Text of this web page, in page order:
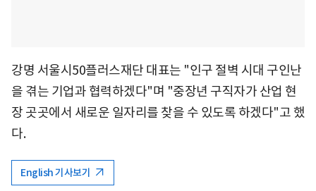
강명 서울시50플러스재단 대표는 "인구 절벽 시대 구인난
을 겪는 기업과 협력하겠다"며 "중장년 구직자가 산업 현
장 곳곳에서 새로운 일자리를 찾을 수 있도록 하겠다"고 했
다.
English 기사보기